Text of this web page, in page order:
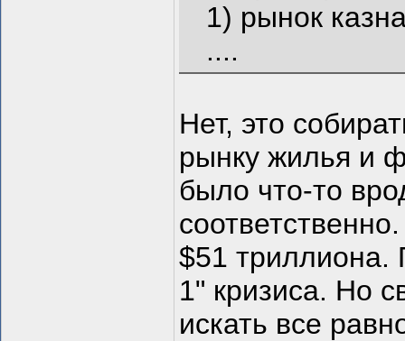
1) рынок
....
Нет, это
рынку жилья и
было что-то
$51 триллиона.
1" кризиса. Но
искать все